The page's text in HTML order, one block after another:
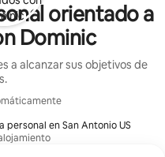
orientado a
Dominic
a alcanzar sus objetivos de
en San Antonio US